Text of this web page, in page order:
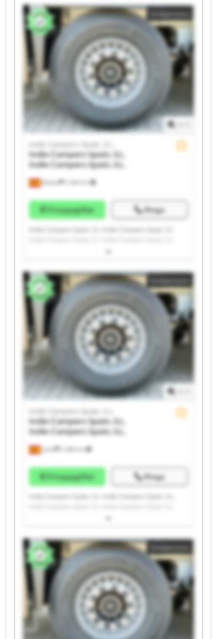
Indie Campers Spain, S.L. Indie Campers Spain, S.L.
Indie Campers Spain, S.L. Indie Campers Spain, S.L.
Indie Campers Spain, S.L. Indie Campers Spain, S.L.
Indie Campers Spain, S.L. Indie Campers Spain, S.L.
Indie Campers Spain, S.L. Indie Campers Spain, S.L.
Indie Campers Spain, S.L. Indie Campers Spain, S.L.
Småannons
Bizkaia
Indie Campers Spain, S.L.
Indie Campers Spain, S.L.
Indie Campers Spain, S.L.
Prisuppgifter Ringa
Indie Campers Spain, S.L. Indie Campers Spain, S.L.
Indie Campers Spain, S.L. Indie Campers Spain, S.L.
Indie Campers Spain, S.L. Indie Campers Spain, S.L.
Indie Campers Spain, S.L. Indie Campers Spain, S.L.
Indie Campers Spain, S.L. Indie Campers Spain, S.L.
Indie Campers Spain, S.L. Indie Campers Spain, S.L.
Indie Campers Spain, S.L. Indie Campers Spain, S.L.
Indie Campers Spain, S.L. Indie Campers Spain, S.L.
Småannons
Gavà
Indie Campers Spain, S.L.
Indie Campers Spain, S.L.
Indie Campers Spain, S.L.
Prisuppgifter Ringa
Indie Campers Spain, S.L. Indie Campers Spain, S.L.
Indie Campers Spain, S.L. Indie Campers Spain, S.L.
Indie Campers Spain, S.L. Indie Campers Spain, S.L.
Indie Campers Spain, S.L. Indie Campers Spain, S.L.
Indie Campers Spain, S.L. Indie Campers Spain, S.L.
Indie Campers Spain, S.L. Indie Campers Spain, S.L.
Indie Campers Spain, S.L. Indie Campers Spain, S.L.
Indie Campers Spain, S.L. Indie Campers Spain, S.L.
Småannons